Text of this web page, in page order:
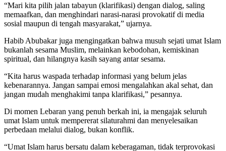
“Mari kita pilih jalan tabayun (klarifikasi) dengan dialog, saling
memaafkan, dan menghindari narasi-narasi provokatif di media
sosial maupun di tengah masyarakat,” ujarnya.
Habib Abubakar juga mengingatkan bahwa musuh sejati umat Islam
bukanlah sesama Muslim, melainkan kebodohan, kemiskinan
spiritual, dan hilangnya kasih sayang antar sesama.
“Kita harus waspada terhadap informasi yang belum jelas
kebenarannya. Jangan sampai emosi mengalahkan akal sehat, dan
jangan mudah menghakimi tanpa klarifikasi,” pesannya.
Di momen Lebaran yang penuh berkah ini, ia mengajak seluruh
umat Islam untuk mempererat silaturahmi dan menyelesaikan
perbedaan melalui dialog, bukan konflik.
“Umat Islam harus bersatu dalam keberagaman, tidak terprovokasi